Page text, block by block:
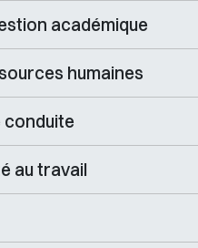
académique
humaines
conduite
au travail